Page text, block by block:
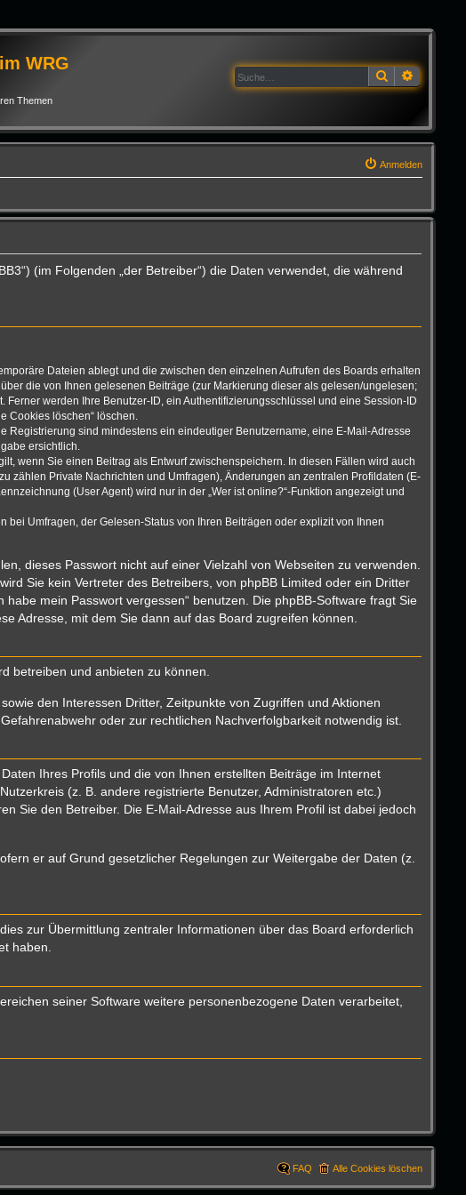
WRG
Themen
Suche
Anmelden
(im Folgenden „der Betreiber“) die Daten verwendet, die während
Dateien ablegt und die zwischen den einzelnen Aufrufen des Boards erhalten
die von Ihnen gelesenen Beiträge (zur Markierung dieser als gelesen/ungelesen;
werden Ihre Benutzer-ID, ein Authentifizierungsschlüssel und eine Session-ID
Cookies löschen“ löschen.
sind mindestens ein eindeutiger Benutzername, eine E-Mail-Adresse
ersichtlich.
wenn Sie einen Beitrag als Entwurf zwischenspeichern. In diesen Fällen wird auch
zählen Private Nachrichten und Umfragen), Änderungen an zentralen Profildaten (E-
(User Agent) wird nur in der „Wer ist online?“-Funktion angezeigt und
Umfragen, der Gelesen-Status von Ihren Beiträgen oder explizit von Ihnen
dieses Passwort nicht auf einer Vielzahl von Webseiten zu verwenden.
Sie kein Vertreter des Betreibers, von phpBB Limited oder ein Dritter
mein Passwort vergessen“ benutzen. Die phpBB-Software fragt Sie
Adresse, mit dem Sie dann auf das Board zugreifen können.
betreiben und anbieten zu können.
den Interessen Dritter, Zeitpunkte von Zugriffen und Aktionen
oder zur rechtlichen Nachverfolgbarkeit notwendig ist.
Ihres Profils und die von Ihnen erstellten Beiträge im Internet
(z. B. andere registrierte Benutzer, Administratoren etc.)
Sie den Betreiber. Die E-Mail-Adresse aus Ihrem Profil ist dabei jedoch
er auf Grund gesetzlicher Regelungen zur Weitergabe der Daten (z.
zur Übermittlung zentraler Informationen über das Board erforderlich
haben.
seiner Software weitere personenbezogene Daten verarbeitet,
Alle Cookies löschen
FAQ